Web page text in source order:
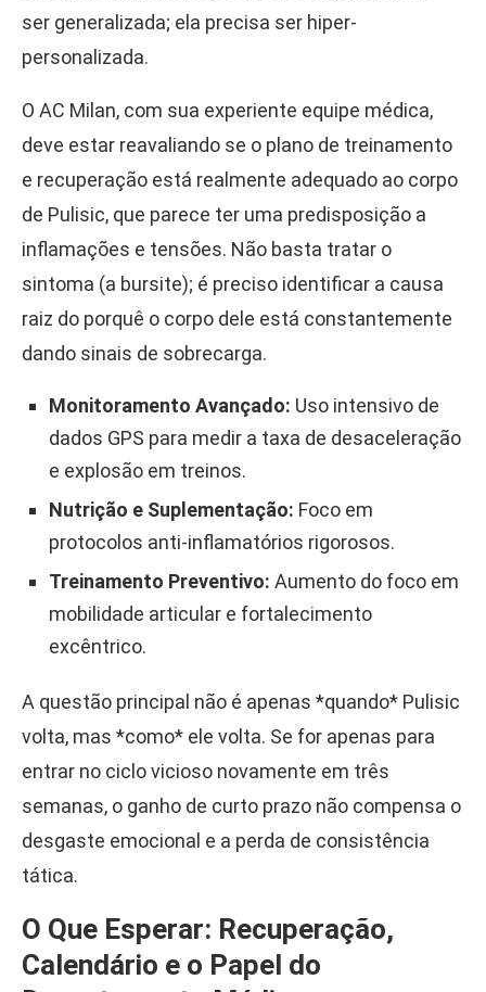
ser generalizada; ela precisa ser hiper-
personalizada.
O AC Milan, com sua experiente equipe médica,
deve estar reavaliando se o plano de treinamento
e recuperação está realmente adequado ao corpo
de Pulisic, que parece ter uma predisposição a
inflamações e tensões. Não basta tratar o
sintoma (a bursite); é preciso identificar a causa
raiz do porquê o corpo dele está constantemente
dando sinais de sobrecarga.
Monitoramento Avançado: Uso intensivo de
dados GPS para medir a taxa de desaceleração
e explosão em treinos.
Nutrição e Suplementação: Foco em
protocolos anti-inflamatórios rigorosos.
Treinamento Preventivo: Aumento do foco em
mobilidade articular e fortalecimento
excêntrico.
A questão principal não é apenas *quando* Pulisic
volta, mas *como* ele volta. Se for apenas para
entrar no ciclo vicioso novamente em três
semanas, o ganho de curto prazo não compensa o
desgaste emocional e a perda de consistência
tática.
O Que Esperar: Recuperação,
Calendário e o Papel do